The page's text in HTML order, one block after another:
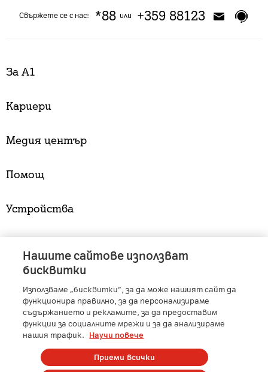
Свържете се с нас: *88или +359 88123
За А1
Кариери
Медия център
Помощ
Устройства
A1 Austria - A1 Croatia - A1 Serbia - A1 Belarus
A1 Bulgaria
- A1 Macedonia - A1 Slovenia
A1 Digital
- Member of A1 Group
Copyright © 2025 А1 България. | Protected by reCAPTCHA
Нашите сайтове използват
бисквитки
Използваме „бисквитки“, за да може нашият сайт да
функционира правилно, за да персонализираме
съдържанието и рекламите, за да предоставим
функции за социалните мрежи и за да анализираме
нашия трафик.
Научи повече
Приеми всички